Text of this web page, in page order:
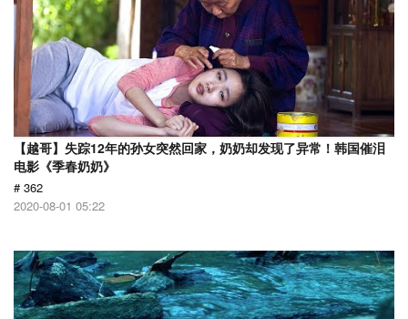
【越哥】失踪12年的孙女突然回家，奶奶却发现了异常！韩国催泪
电影《季春奶奶》
# 362
2020-08-01 05:22